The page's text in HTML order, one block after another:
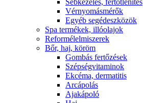
Sebkezelés, fertőtlenítés
Vérnyomásmérők
Egyéb segédeszközök
Spa termékek, illóolajok
Reformélelmiszerek
Bőr, haj, köröm
Gombás fertőzések
Szépségvitaminok
Ekcéma, dermatitis
Arcápolás
Ajakápoló